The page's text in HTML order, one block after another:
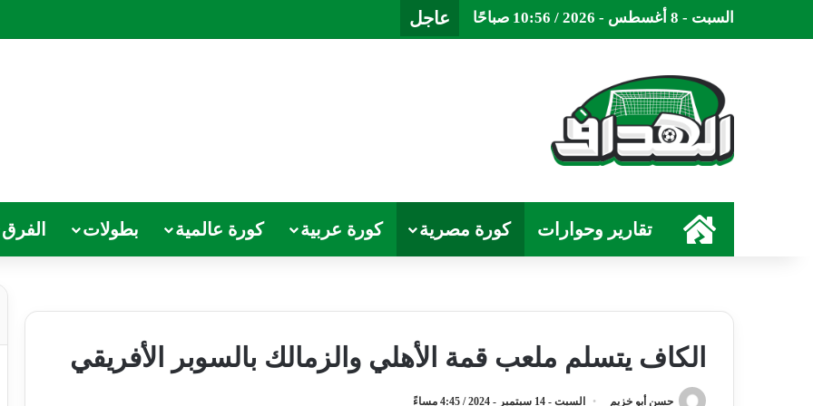
السبت - 8 أغسطس - 2026 / 10:56 صباحًا عاجل
الرئيسيةتقارير وحوارات كورة مصرية كورة عربية كورة عالمية بطولات الفرق
الكاف يتسلم ملعب قمة الأهلي والزمالك بالسوبر الأفريقي
حسن أبو خزيم السبت - 14 سبتمبر - 2024 / 4:45 مساءً